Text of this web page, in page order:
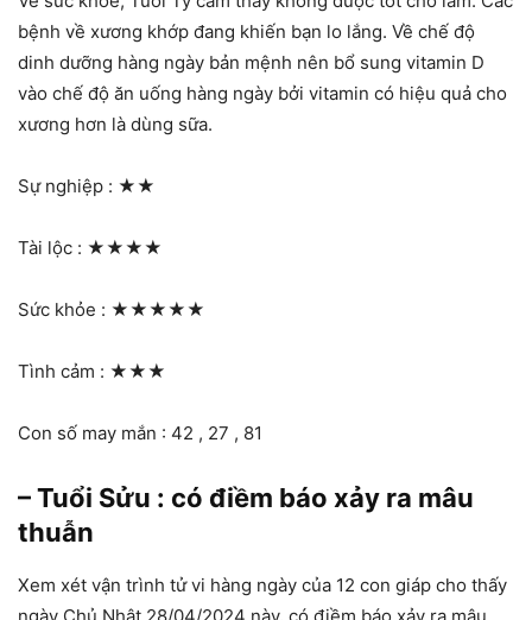
bệnh về xương khớp đang khiến bạn lo lắng. Về chế độ
dinh dưỡng hàng ngày bản mệnh nên bổ sung vitamin D
vào chế độ ăn uống hàng ngày bởi vitamin có hiệu quả cho
xương hơn là dùng sữa.
Sự nghiệp : ★★
Tài lộc : ★★★★
Sức khỏe : ★★★★★
Tình cảm : ★★★
Con số may mắn : 42 , 27 , 81
– Tuổi Sửu : có điềm báo xảy ra mâu
thuẫn
Xem xét vận trình tử vi hàng ngày của 12 con giáp cho thấy
ngày Chủ Nhật 28/04/2024 này, có điềm báo xảy ra mâu